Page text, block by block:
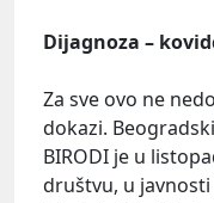
Dijagnoza –
Za sve ovo ne
dokazi.
BIRODI je u
društvu, u javnosti